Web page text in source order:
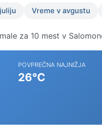
Vreme v avgustu
za 10 mest v
POVPREČNA NAJNIŽJA
26°C